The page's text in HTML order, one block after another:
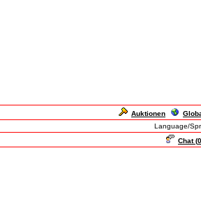
Auktionen
Language/
Chat (0